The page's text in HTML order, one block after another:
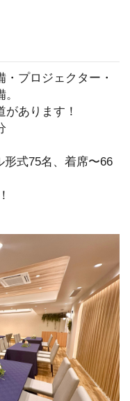
プロジェクター・
あります！
式75名、着席〜66